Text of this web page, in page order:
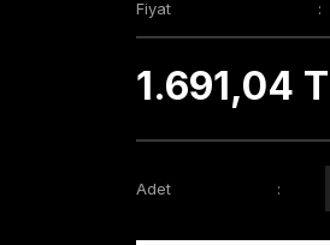
Fiyat
1.691,04
Adet